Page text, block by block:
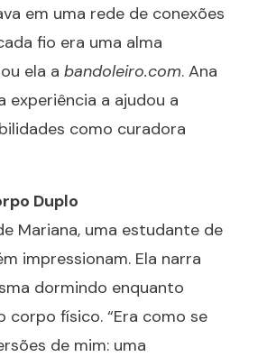
em uma rede de conexões
fio era uma alma
ela a bandoleiro.com. Ana
experiência a ajudou a
como curadora
Duplo
Mariana, uma estudante de
impressionam. Ela narra
dormindo enquanto
corpo físico. “Era como se
de mim: uma